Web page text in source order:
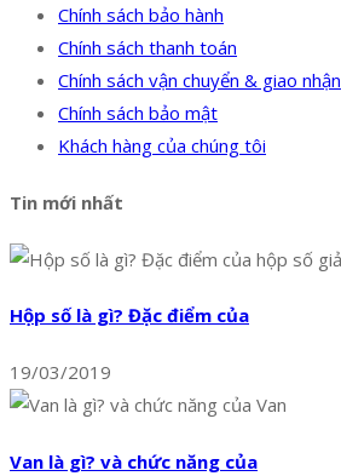
Chính sách bảo hành
Chính sách thanh toán
Chính sách vận chuyển & giao nhận
Chính sách bảo mật
Khách hàng của chúng tôi
Tin mới nhất
Hộp số là gì? Đặc điểm của
19/03/2019
Van là gì? và chức năng của